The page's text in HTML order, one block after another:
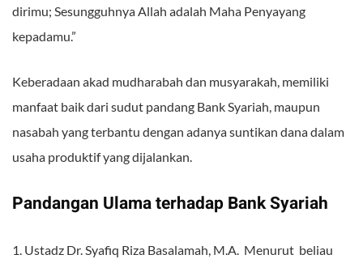
dirimu; Sesungguhnya Allah adalah Maha Penyayang
kepadamu.”
Keberadaan akad mudharabah dan musyarakah, memiliki
manfaat baik dari sudut pandang Bank Syariah, maupun
nasabah yang terbantu dengan adanya suntikan dana dalam
usaha produktif yang dijalankan.
Pandangan Ulama terhadap Bank Syariah
1. Ustadz Dr. Syafiq Riza Basalamah, M.A. Menurut beliau